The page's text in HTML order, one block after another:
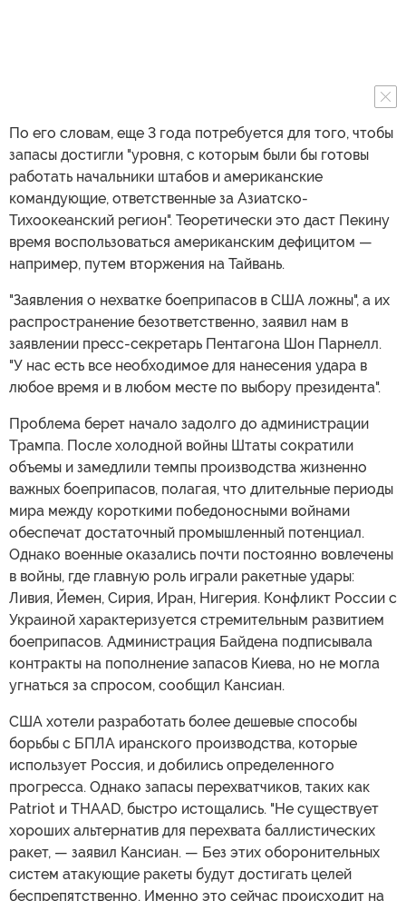
По его словам, еще 3 года потребуется для того, чтобы
запасы достигли "уровня, с которым были бы готовы
работать начальники штабов и американские
командующие, ответственные за Азиатско-
Тихоокеанский регион". Теоретически это даст Пекину
время воспользоваться американским дефицитом —
например, путем вторжения на Тайвань.
"Заявления о нехватке боеприпасов в США ложны", а их
распространение безответственно, заявил нам в
заявлении пресс-секретарь Пентагона Шон Парнелл.
"У нас есть все необходимое для нанесения удара в
любое время и в любом месте по выбору президента".
Проблема берет начало задолго до администрации
Трампа. После холодной войны Штаты сократили
объемы и замедлили темпы производства жизненно
важных боеприпасов, полагая, что длительные периоды
мира между короткими победоносными войнами
обеспечат достаточный промышленный потенциал.
Однако военные оказались почти постоянно вовлечены
в войны, где главную роль играли ракетные удары:
Ливия, Йемен, Сирия, Иран, Нигерия. Конфликт России с
Украиной характеризуется стремительным развитием
боеприпасов. Администрация Байдена подписывала
контракты на пополнение запасов Киева, но не могла
угнаться за спросом, сообщил Кансиан.
США хотели разработать более дешевые способы
борьбы с БПЛА иранского производства, которые
использует Россия, и добились определенного
прогресса. Однако запасы перехватчиков, таких как
Patriot и THAAD, быстро истощались. "Не существует
хороших альтернатив для перехвата баллистических
ракет, — заявил Кансиан. — Без этих оборонительных
систем атакующие ракеты будут достигать целей
беспрепятственно. Именно это сейчас происходит на